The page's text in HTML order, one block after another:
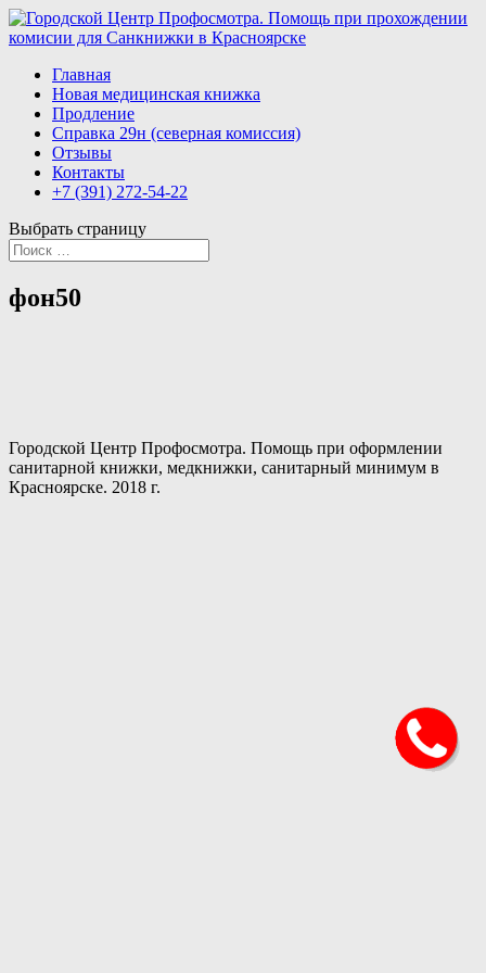
Главная
Новая медицинская книжка
Продление
Справка 29н (северная комиссия)
Отзывы
Контакты
+7 (391) 272-54-22
Выбрать страницу
фон50
Городской Центр Профосмотра. Помощь при оформлении
санитарной книжки, медкнижки, санитарный минимум в
Красноярске. 2018 г.